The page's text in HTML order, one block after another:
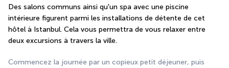
Des salons communs ainsi qu'un spa avec une piscine
intérieure figurent parmi les installations de détente de cet
hôtel à Istanbul. Cela vous permettra de vous relaxer entre
deux excursions à travers la ville.
Commencez la journée par un copieux petit déjeuner, puis